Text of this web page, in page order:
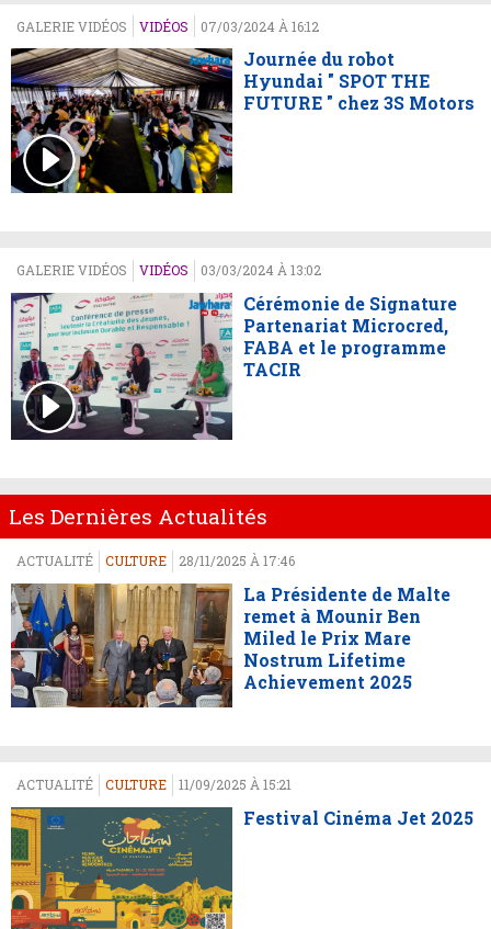
GALERIE VIDÉOS VIDÉOS 07/03/2024 À 16:12
Journée du robot
Hyundai " SPOT THE
FUTURE " chez 3S Motors
GALERIE VIDÉOS VIDÉOS 03/03/2024 À 13:02
Cérémonie de Signature
Partenariat Microcred,
FABA et le programme
TACIR
Les Dernières Actualités
ACTUALITÉ CULTURE 28/11/2025 À 17:46
La Présidente de Malte
remet à Mounir Ben
Miled le Prix Mare
Nostrum Lifetime
Achievement 2025
ACTUALITÉ CULTURE 11/09/2025 À 15:21
Festival Cinéma Jet 2025